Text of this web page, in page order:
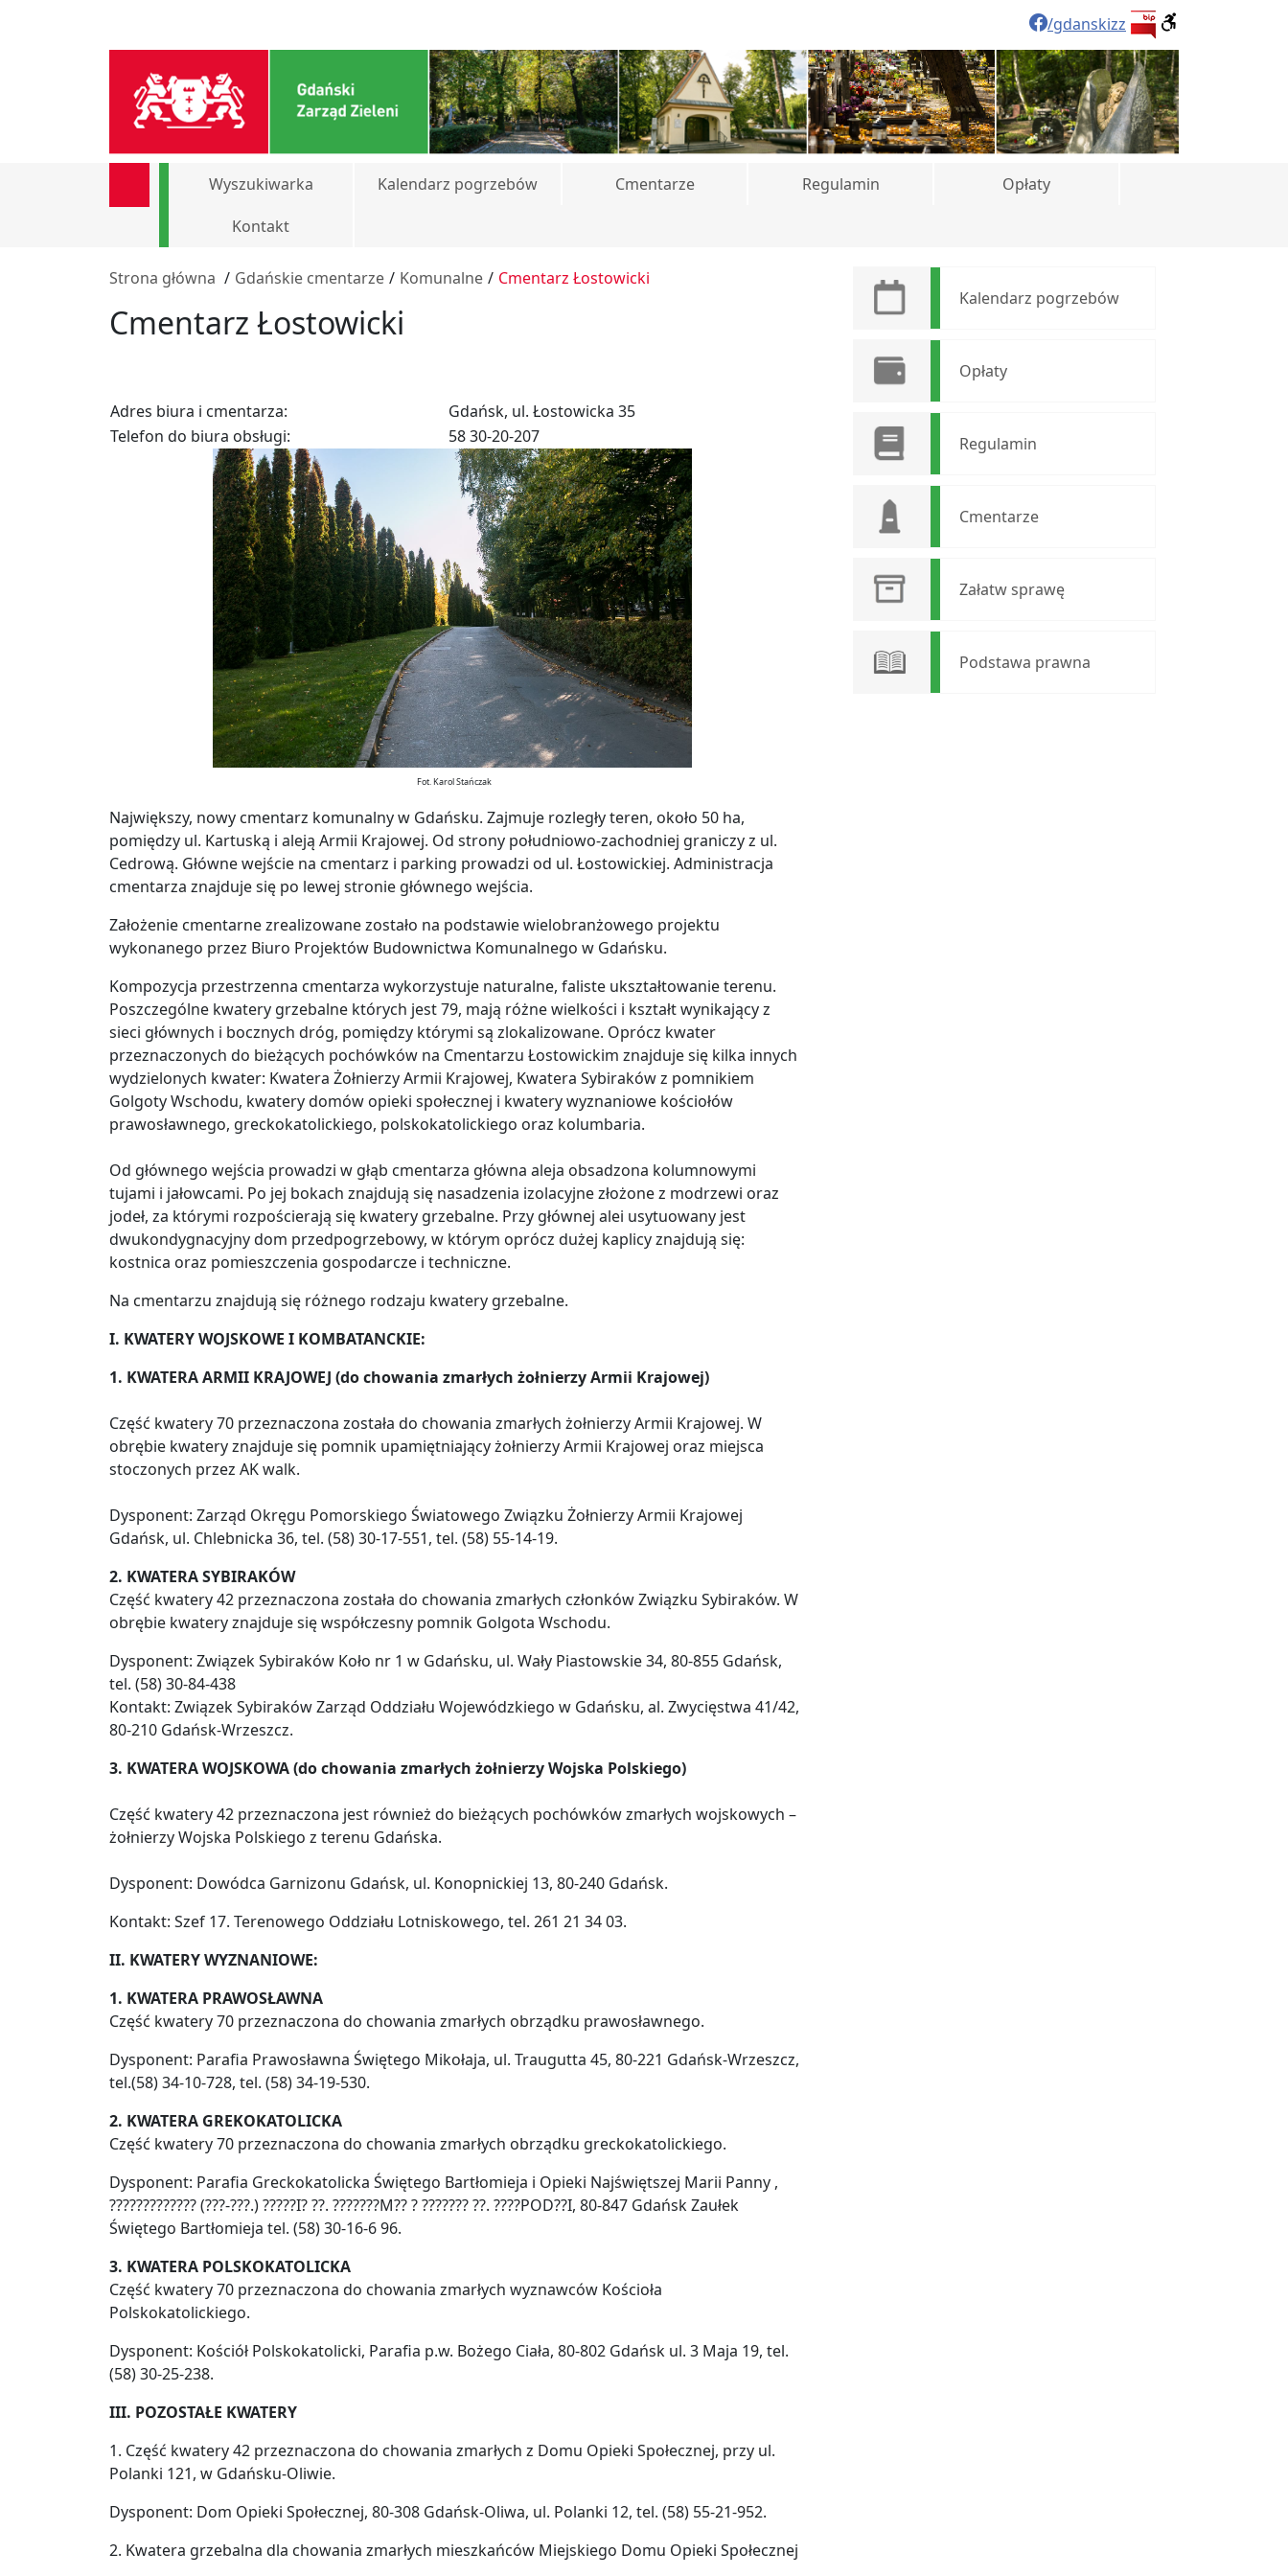
/gdanskizz
Wyszukiwarka Kalendarz pogrzebów Cmentarze Regulamin
Opłaty
Kontakt
Strona główna / Gdańskie cmentarze / Komunalne / Cmentarz Łostowicki
Cmentarz Łostowicki
Adres biura i cmentarza:
Gdańsk, ul. Łostowicka 35
Telefon do biura obsługi:
58 30-20-207
Fot. Karol Stańczak
Największy, nowy cmentarz komunalny w Gdańsku. Zajmuje rozległy teren, około 50 ha,
pomiędzy ul. Kartuską i aleją Armii Krajowej. Od strony południowo-zachodniej graniczy z ul.
Cedrową. Główne wejście na cmentarz i parking prowadzi od ul. Łostowickiej. Administracja
cmentarza znajduje się po lewej stronie głównego wejścia.
Założenie cmentarne zrealizowane zostało na podstawie wielobranżowego projektu
wykonanego przez Biuro Projektów Budownictwa Komunalnego w Gdańsku.
Kompozycja przestrzenna cmentarza wykorzystuje naturalne, faliste ukształtowanie terenu.
Poszczególne kwatery grzebalne których jest 79, mają różne wielkości i kształt wynikający z
sieci głównych i bocznych dróg, pomiędzy którymi są zlokalizowane. Oprócz kwater
przeznaczonych do bieżących pochówków na Cmentarzu Łostowickim znajduje się kilka innych
wydzielonych kwater: Kwatera Żołnierzy Armii Krajowej, Kwatera Sybiraków z pomnikiem
Golgoty Wschodu, kwatery domów opieki społecznej i kwatery wyznaniowe kościołów
prawosławnego, greckokatolickiego, polskokatolickiego oraz kolumbaria.
Od głównego wejścia prowadzi w głąb cmentarza główna aleja obsadzona kolumnowymi
tujami i jałowcami. Po jej bokach znajdują się nasadzenia izolacyjne złożone z modrzewi oraz
jodeł, za którymi rozpościerają się kwatery grzebalne. Przy głównej alei usytuowany jest
dwukondygnacyjny dom przedpogrzebowy, w którym oprócz dużej kaplicy znajdują się:
kostnica oraz pomieszczenia gospodarcze i techniczne.
Na cmentarzu znajdują się różnego rodzaju kwatery grzebalne.
I. KWATERY WOJSKOWE I KOMBATANCKIE:
1. KWATERA ARMII KRAJOWEJ (do chowania zmarłych żołnierzy Armii Krajowej)
Część kwatery 70 przeznaczona została do chowania zmarłych żołnierzy Armii Krajowej. W
obrębie kwatery znajduje się pomnik upamiętniający żołnierzy Armii Krajowej oraz miejsca
stoczonych przez AK walk.
Dysponent: Zarząd Okręgu Pomorskiego Światowego Związku Żołnierzy Armii Krajowej
Gdańsk, ul. Chlebnicka 36, tel. (58) 30-17-551, tel. (58) 55-14-19.
2. KWATERA SYBIRAKÓW
Część kwatery 42 przeznaczona została do chowania zmarłych członków Związku Sybiraków. W
obrębie kwatery znajduje się współczesny pomnik Golgota Wschodu.
Dysponent: Związek Sybiraków Koło nr 1 w Gdańsku, ul. Wały Piastowskie 34, 80-855 Gdańsk,
tel. (58) 30-84-438
Kontakt: Związek Sybiraków Zarząd Oddziału Wojewódzkiego w Gdańsku, al. Zwycięstwa 41/42,
80-210 Gdańsk-Wrzeszcz.
3. KWATERA WOJSKOWA (do chowania zmarłych żołnierzy Wojska Polskiego)
Część kwatery 42 przeznaczona jest również do bieżących pochówków zmarłych wojskowych –
żołnierzy Wojska Polskiego z terenu Gdańska.
Dysponent: Dowódca Garnizonu Gdańsk, ul. Konopnickiej 13, 80-240 Gdańsk.
Kontakt: Szef 17. Terenowego Oddziału Lotniskowego, tel. 261 21 34 03.
II. KWATERY WYZNANIOWE:
1. KWATERA PRAWOSŁAWNA
Część kwatery 70 przeznaczona do chowania zmarłych obrządku prawosławnego.
Dysponent: Parafia Prawosławna Świętego Mikołaja, ul. Traugutta 45, 80-221 Gdańsk-Wrzeszcz,
tel.(58) 34-10-728, tel. (58) 34-19-530.
2. KWATERA GREKOKATOLICKA
Część kwatery 70 przeznaczona do chowania zmarłych obrządku greckokatolickiego.
Dysponent: Parafia Greckokatolicka Świętego Bartłomieja i Opieki Najświętszej Marii Panny ,
????????????? (???-???.) ?????I? ??. ???????M?? ? ??????? ??. ????POD??I, 80-847 Gdańsk Zaułek
Świętego Bartłomieja tel. (58) 30-16-6 96.
3. KWATERA POLSKOKATOLICKA
Część kwatery 70 przeznaczona do chowania zmarłych wyznawców Kościoła
Polskokatolickiego.
Dysponent: Kościół Polskokatolicki, Parafia p.w. Bożego Ciała, 80-802 Gdańsk ul. 3 Maja 19, tel.
(58) 30-25-238.
III. POZOSTAŁE KWATERY
1. Część kwatery 42 przeznaczona do chowania zmarłych z Domu Opieki Społecznej, przy ul.
Polanki 121, w Gdańsku-Oliwie.
Dysponent: Dom Opieki Społecznej, 80-308 Gdańsk-Oliwa, ul. Polanki 12, tel. (58) 55-21-952.
2. Kwatera grzebalna dla chowania zmarłych mieszkańców Miejskiego Domu Opieki Społecznej
Kalendarz pogrzebów
Opłaty
Regulamin
Cmentarze
Załatw sprawę
Podstawa prawna